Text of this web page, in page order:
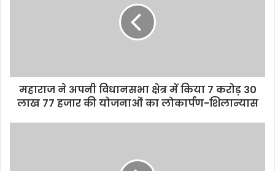
महाराज ने अपनी विधानसभा क्षेत्र में किया 7 करोड़ 30
लाख 77 हजार की योजनाओं का लोकार्पण-शिलान्यास